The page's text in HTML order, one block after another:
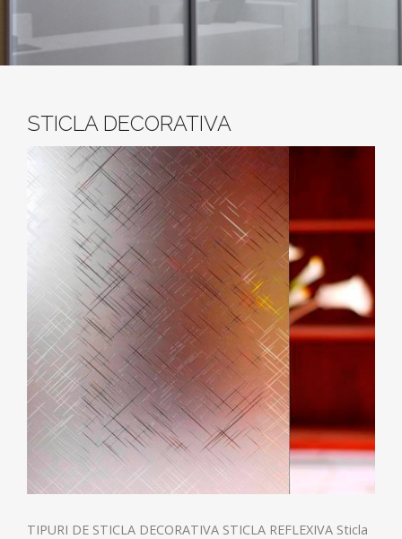
STICLA DECORATIVA
TIPURI DE STICLA DECORATIVA STICLA REFLEXIVA Sticla